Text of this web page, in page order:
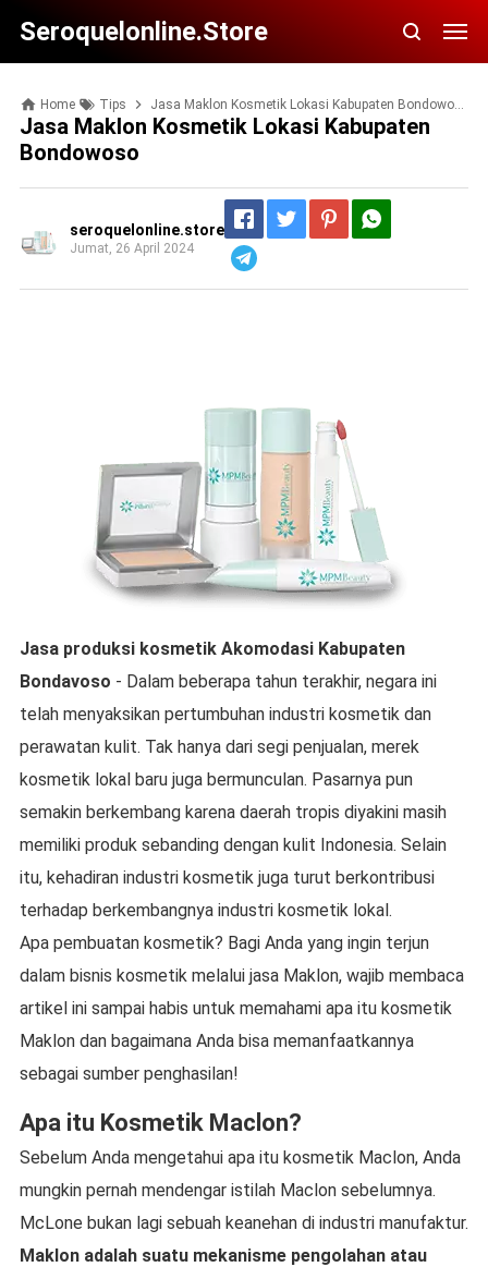
Seroquelonline.store
Home Tips Jasa Maklon Kosmetik Lokasi Kabupaten Bondowoso
Jasa Maklon Kosmetik Lokasi Kabupaten
Bondowoso
seroquelonline.store
Jumat, 26 April 2024
Jasa produksi kosmetik Akomodasi Kabupaten
Bondavoso - Dalam beberapa tahun terakhir, negara ini
telah menyaksikan pertumbuhan industri kosmetik dan
perawatan kulit. Tak hanya dari segi penjualan, merek
kosmetik lokal baru juga bermunculan. Pasarnya pun
semakin berkembang karena daerah tropis diyakini masih
memiliki produk sebanding dengan kulit Indonesia. Selain
itu, kehadiran industri kosmetik juga turut berkontribusi
terhadap berkembangnya industri kosmetik lokal.
Apa pembuatan kosmetik? Bagi Anda yang ingin terjun
dalam bisnis kosmetik melalui jasa Maklon, wajib membaca
artikel ini sampai habis untuk memahami apa itu kosmetik
Maklon dan bagaimana Anda bisa memanfaatkannya
sebagai sumber penghasilan!
Apa itu Kosmetik Maclon?
Sebelum Anda mengetahui apa itu kosmetik Maclon, Anda
mungkin pernah mendengar istilah Maclon sebelumnya.
McLone bukan lagi sebuah keanehan di industri manufaktur.
Maklon adalah suatu mekanisme pengolahan atau